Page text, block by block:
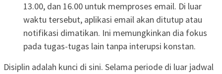
13.00, dan 16.00 untuk memproses email. Di luar
waktu tersebut, aplikasi email akan ditutup atau
notifikasi dimatikan. Ini memungkinkan dia fokus
pada tugas-tugas lain tanpa interupsi konstan.
Disiplin adalah kunci di sini. Selama periode di luar jadwal